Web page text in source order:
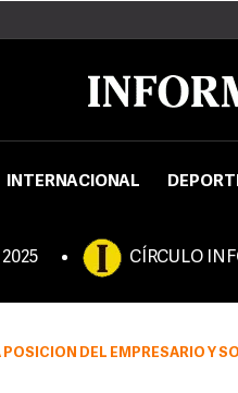
INTERNACIONAL
CÍRCULO
SUS INTERVENCIONES ANTE LA CORTE LAS DEBE HACER A TRAVÉS DE SU